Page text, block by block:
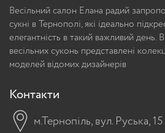
Весільний салон Елана радий
сукні в Тернополі, які ідеально
елегантність в такий важливий день.
весільних суконь представлені
моделей відомих дизайнерів
Контакти
м.Тернопіль, вул. Руська, 15